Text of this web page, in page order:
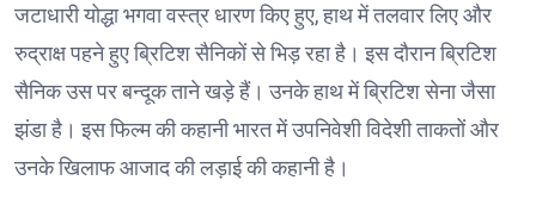
जटाधारी योद्धा भगवा वस्त्र धारण किए हुए, हाथ में तलवार लिए और
रुद्राक्ष पहने हुए ब्रिटिश सैनिकों से भिड़ रहा है। इस दौरान ब्रिटिश
सैनिक उस पर बन्दूक ताने खड़े हैं। उनके हाथ में ब्रिटिश सेना जैसा
झंडा है। इस फिल्म की कहानी भारत में उपनिवेशी विदेशी ताकतों और
उनके खिलाफ आजाद की लड़ाई की कहानी है।